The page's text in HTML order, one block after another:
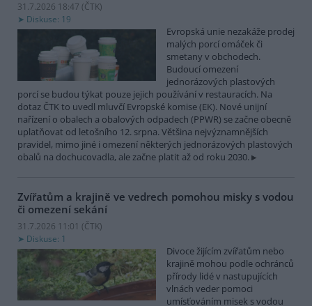
31.7.2026 18:47 (ČTK)
Diskuse: 19
Evropská unie nezakáže prodej
malých porcí omáček či
smetany v obchodech.
Budoucí omezení
jednorázových plastových
porcí se budou týkat pouze jejich používání v restauracích. Na
dotaz ČTK to uvedl mluvčí Evropské komise (EK). Nové unijní
nařízení o obalech a obalových odpadech (PPWR) se začne obecně
uplatňovat od letošního 12. srpna. Většina nejvýznamnějších
pravidel, mimo jiné i omezení některých jednorázových plastových
obalů na dochucovadla, ale začne platit až od roku 2030.
Zvířatům a krajině ve vedrech pomohou misky s vodou
či omezení sekání
31.7.2026 11:01 (ČTK)
Diskuse: 1
Divoce žijícím zvířatům nebo
krajině mohou podle ochránců
přírody lidé v nastupujících
vlnách veder pomoci
umísťováním misek s vodou